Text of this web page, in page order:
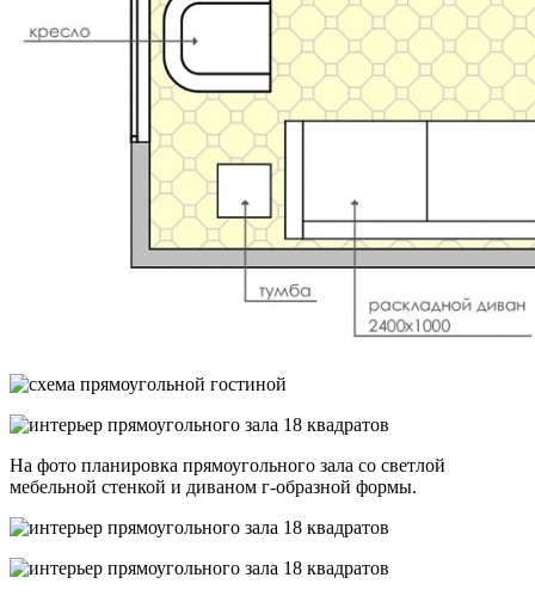
На фото планировка прямоугольного зала со светлой
мебельной стенкой и диваном г-образной формы.